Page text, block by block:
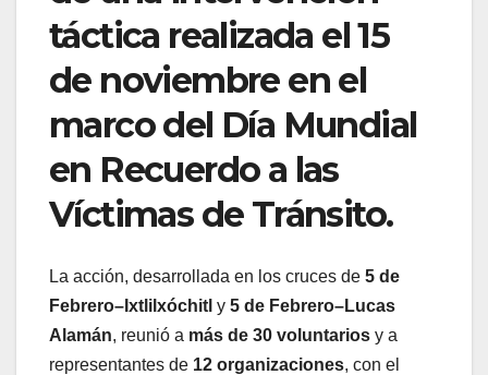
táctica realizada el 15
de noviembre en el
marco del Día Mundial
en Recuerdo a las
Víctimas de Tránsito.
La acción, desarrollada en los cruces de 5 de
Febrero–Ixtlilxóchitl y 5 de Febrero–Lucas
Alamán, reunió a más de 30 voluntarios y a
representantes de 12 organizaciones, con el